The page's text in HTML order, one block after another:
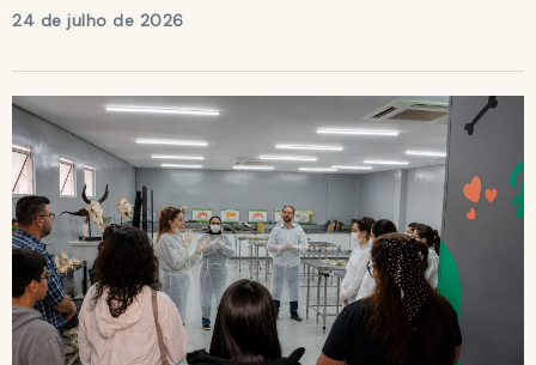
24 de julho de 2026